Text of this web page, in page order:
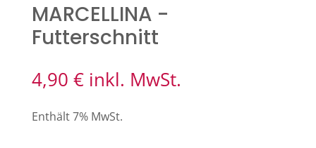
MARCELLINA -
Futterschnitt
4,90 € inkl. MwSt.
Enthält 7% MwSt.